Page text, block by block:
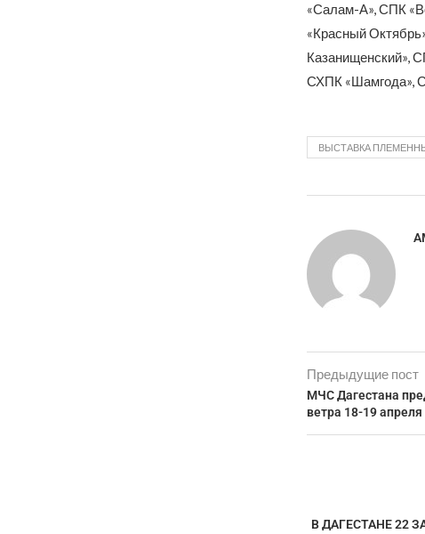
«Салам-А», СПК
«Красный
Казанищенский»,
СХПК «Шамгода»,
ВЫСТАВКА
Предыдущие пост
МЧС Дагестана
ветра 18-19 апреля
В ДАГЕСТАНЕ 22